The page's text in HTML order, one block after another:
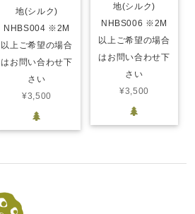
地(シルク)
NHBS004 ※2M
以上ご希望の場合
はお問い合わせ下
さい
¥3,500
地(シルク)
NHBS006 ※2M
以上ご希望の場合
はお問い合わせ下
さい
¥3,500